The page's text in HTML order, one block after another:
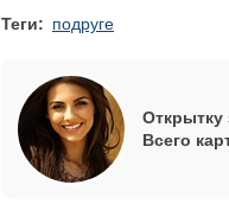
Теги: подруге
Открытку
Всего